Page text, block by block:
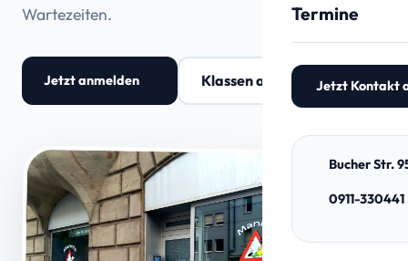
Termine
Jetzt Kontakt
Bucher Str.
0911-330441
Wartezeiten.
Jetzt anmelden Klassen ansehen